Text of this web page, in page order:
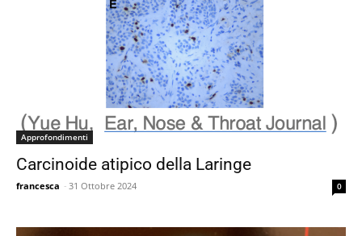
Approfondimenti
Carcinoide atipico della Laringe
francesca - 31 Ottobre 2024 0